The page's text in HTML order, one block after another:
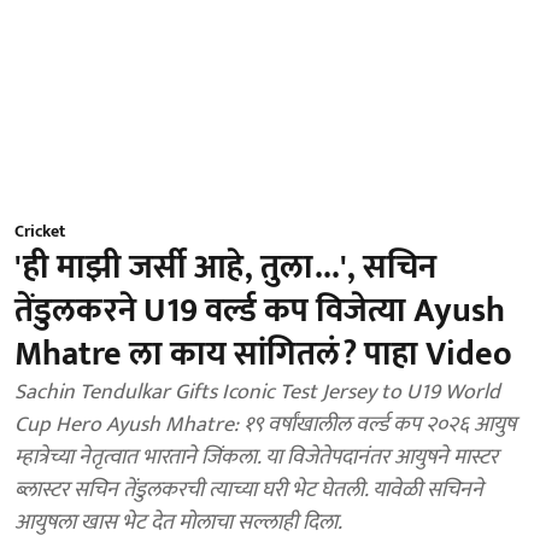
Cricket
'ही माझी जर्सी आहे, तुला...', सचिन
तेंडुलकरने U19 वर्ल्ड कप विजेत्या Ayush
Mhatre ला काय सांगितलं? पाहा Video
Sachin Tendulkar Gifts Iconic Test Jersey to U19 World
Cup Hero Ayush Mhatre: १९ वर्षांखालील वर्ल्ड कप २०२६ आयुष
म्हात्रेच्या नेतृत्वात भारताने जिंकला. या विजेतेपदानंतर आयुषने मास्टर
ब्लास्टर सचिन तेंडुलकरची त्याच्या घरी भेट घेतली. यावेळी सचिनने
आयुषला खास भेट देत मोलाचा सल्लाही दिला.